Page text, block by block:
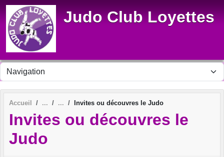
Judo Club Loyettes
Accueil Invites ou découvres le Judo
Invites ou découvres le
Judo
Panneau de gestion des cookies